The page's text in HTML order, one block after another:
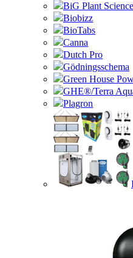
BiG Plant Science
Biobizz
BioTabs
Canna
Dutch Pro
Gödningsschema
Green House
GHE®/Terra
Plagron